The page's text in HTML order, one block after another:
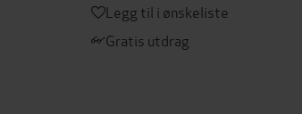
Legg til i ønskeliste
Gratis utdrag